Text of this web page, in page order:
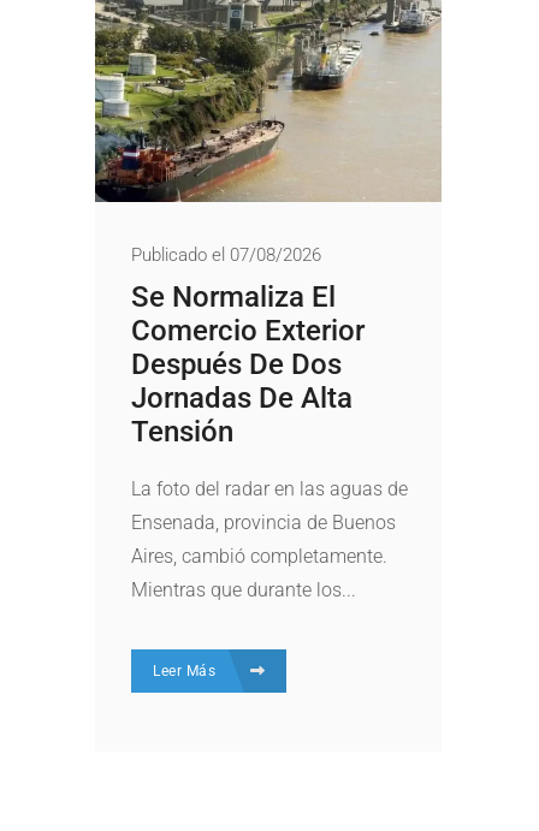
Publicado el 07/08/2026
Se Normaliza El
Comercio Exterior
Después De Dos
Jornadas De Alta
Tensión
La foto del radar en las aguas de
Ensenada, provincia de Buenos
Aires, cambió completamente.
Mientras que durante los...
Leer Más